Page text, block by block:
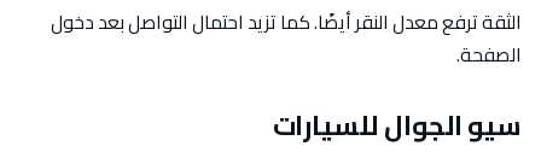
الثقة ترفع معدل النقر أيضًا. كما تزيد احتمال التواصل بعد دخول
الصفحة.
سيو الجوال للسيارات